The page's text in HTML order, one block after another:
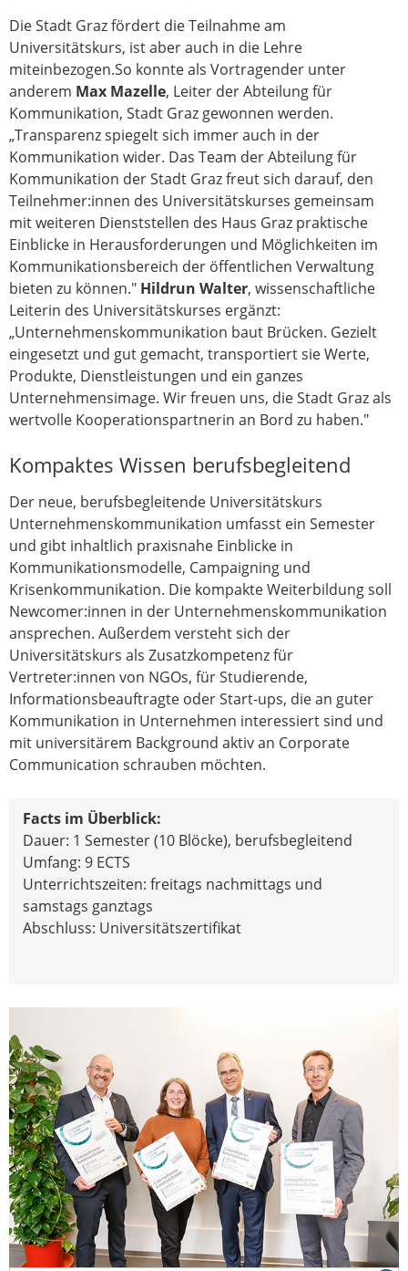
Die Stadt Graz fördert die Teilnahme am
Universitätskurs, ist aber auch in die Lehre
miteinbezogen.So konnte als Vortragender unter
anderem Max Mazelle, Leiter der Abteilung für
Kommunikation, Stadt Graz gewonnen werden.
„Transparenz spiegelt sich immer auch in der
Kommunikation wider. Das Team der Abteilung für
Kommunikation der Stadt Graz freut sich darauf, den
Teilnehmer:innen des Universitätskurses gemeinsam
mit weiteren Dienststellen des Haus Graz praktische
Einblicke in Herausforderungen und Möglichkeiten im
Kommunikationsbereich der öffentlichen Verwaltung
bieten zu können." Hildrun Walter, wissenschaftliche
Leiterin des Universitätskurses ergänzt:
„Unternehmenskommunikation baut Brücken. Gezielt
eingesetzt und gut gemacht, transportiert sie Werte,
Produkte, Dienstleistungen und ein ganzes
Unternehmensimage. Wir freuen uns, die Stadt Graz als
wertvolle Kooperationspartnerin an Bord zu haben."
Kompaktes Wissen berufsbegleitend
Der neue, berufsbegleitende Universitätskurs
Unternehmenskommunikation umfasst ein Semester
und gibt inhaltlich praxisnahe Einblicke in
Kommunikationsmodelle, Campaigning und
Krisenkommunikation. Die kompakte Weiterbildung soll
Newcomer:innen in der Unternehmenskommunikation
ansprechen. Außerdem versteht sich der
Universitätskurs als Zusatzkompetenz für
Vertreter:innen von NGOs, für Studierende,
Informationsbeauftragte oder Start-ups, die an guter
Kommunikation in Unternehmen interessiert sind und
mit universitärem Background aktiv an Corporate
Communication schrauben möchten.
Facts im Überblick:
Dauer: 1 Semester (10 Blöcke), berufsbegleitend
Umfang: 9 ECTS
Unterrichtszeiten: freitags nachmittags und
samstags ganztags
Abschluss: Universitätszertifikat